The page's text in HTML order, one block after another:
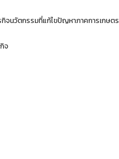
นวัตกรรมที่แก้ไขปัญหาภาคการเกษตร
จ